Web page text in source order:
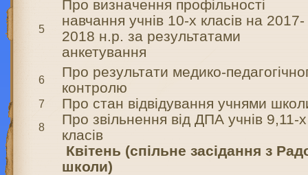
5
Про визначення профільності
навчання учнів 10-х класів на 2017-
2018 н.р. за результатами
анкетування
6
Про результати медико-
контролю
7 Про стан відвідування учнями
8
Про звільнення від ДПА учнів 9,11-х
класів
Квітень (спільне засідання з
школи)